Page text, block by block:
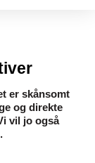
er skånsomt
og direkte
vil jo også